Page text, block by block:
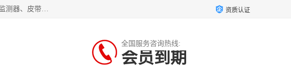
湖北杭荣电气有限公司是一家主要从事生产接近开关、光电开关，霍尔开关、两级跑偏开关、双向拉绳开关、速度监测器、皮带打滑开关、阻旋式料位开关、皮带纵向撕裂开关、溜槽堵塞开关、声光报警器、矿用磁性井筒开关等，主营行业：电气设备、仪器仪表制造, 高低压电器，成套电气设备，矿用防爆机电设备，皮带机综合保护系统，防爆电器，传感器，工矿配件，电器配件，自动化工业机器人的研发，制造，加工销售。 资质认证
全国服务咨询热线:
会员到期